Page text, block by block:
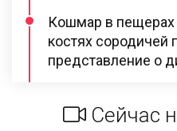
Кошмар в
костях сородичей
представление о
Сейчас